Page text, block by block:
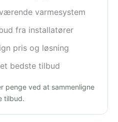
varmesystem
fra installatører
pris og løsning
bedste tilbud
penge ved at sammenligne
tilbud.